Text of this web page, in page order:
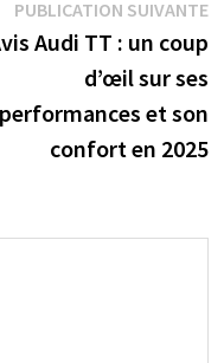
:
PUBLICATION SUIVANTE
Audi TT : un coup
d’œil sur ses
performances et son
confort en 2025